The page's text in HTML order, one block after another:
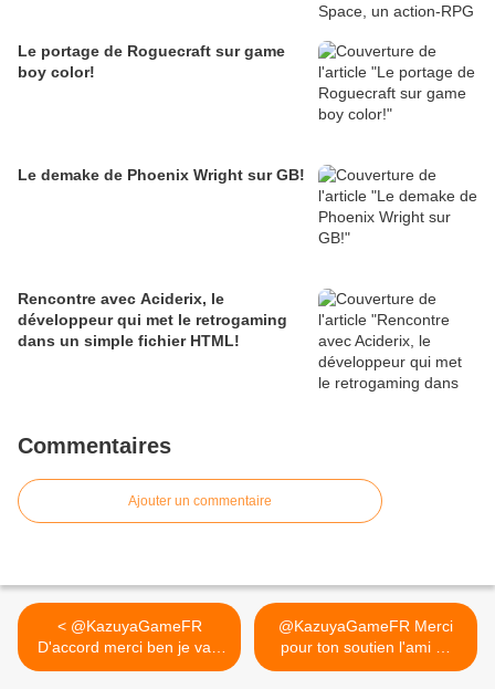
Le portage de Roguecraft sur game
boy color!
Le demake de Phoenix Wright sur GB!
Rencontre avec Aciderix, le
développeur qui met le retrogaming
dans un simple fichier HTML!
Commentaires
Ajouter un commentaire
< @KazuyaGameFR
D'accord merci ben je vais
suivre...
@KazuyaGameFR Merci
pour ton soutien l'ami 😉
Je... >